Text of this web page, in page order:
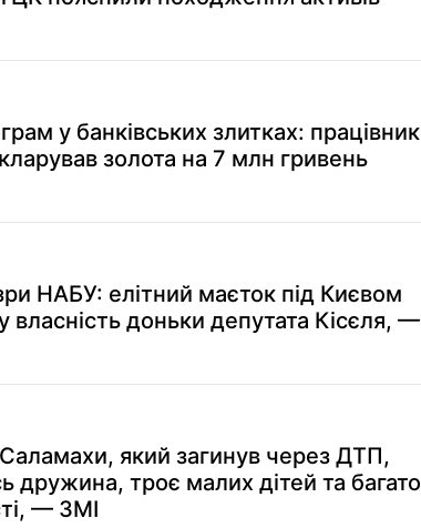
у банківських злитках: працівник
золота на 7 млн гривень
НАБУ: елітний маєток під Києвом
власність доньки депутата Кісєля, —
який загинув через ДТП,
дружина, троє малих дітей та багато
— ЗМІ